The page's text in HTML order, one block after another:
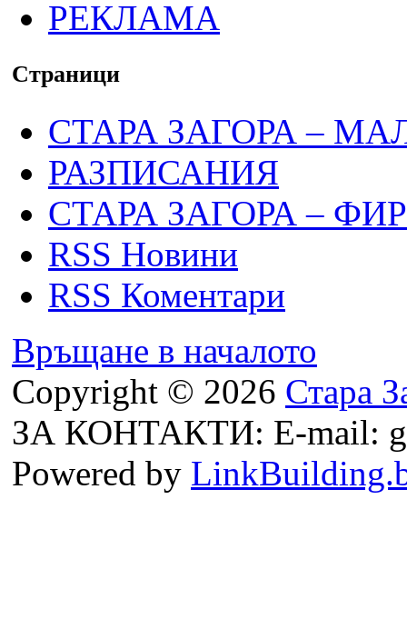
РЕКЛАМА
Страници
СТАРА ЗАГОРА –
РАЗПИСАНИЯ
СТАРА ЗАГОРА –
RSS Новини
RSS Коментари
Връщане в началото
Copyright © 2026 Стара
ЗА КОНТАКТИ: E-mail:
Powered by